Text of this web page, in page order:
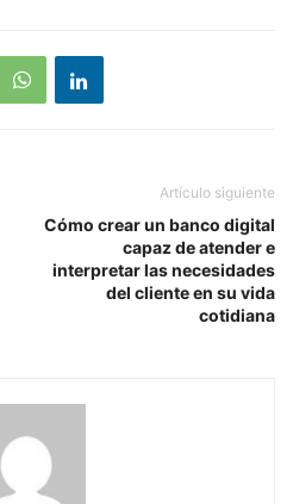
Artículo siguiente
Cómo crear un banco digital
capaz de atender e
interpretar las necesidades
del cliente en su vida
cotidiana